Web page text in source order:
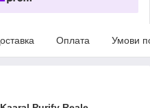
Оплата Умови